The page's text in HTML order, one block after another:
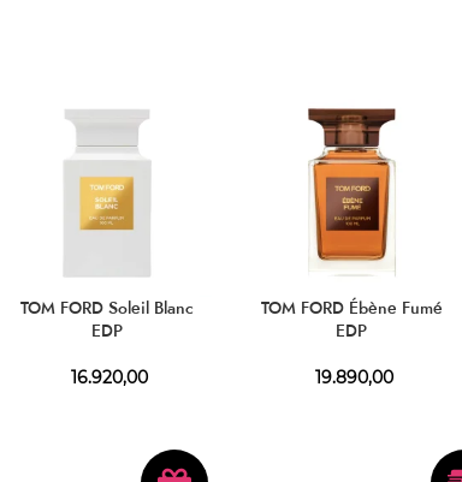
TOM FORD Soleil Blanc
EDP
16.920,00
TOM FORD Ébène Fumé
EDP
19.890,00